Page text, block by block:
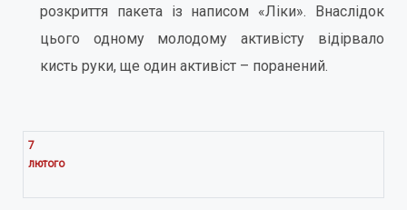
розкриття пакета із написом «Ліки». Внаслідок
цього одному молодому активісту відірвало
кисть руки, ще один активіст – поранений.
7
лютого